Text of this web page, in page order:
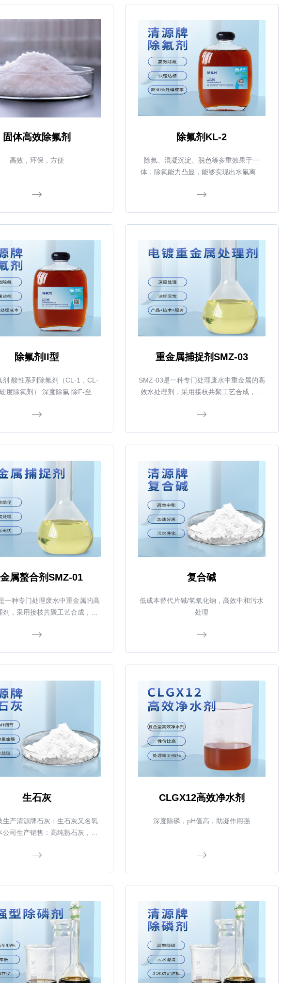
固体高效除氟剂
高效，环保，方便
除氟剂KL-2
除氟、混凝沉淀、脱色等多重效果于一
体，除氟能力凸显，能够实现出水氟离子
除氟剂II型
剂 酸性系列除氟剂（CL-1，CL-
度除氟剂） 深度除氟 除F-至
环境友好
重金属捕捉剂SMZ-03
SMZ-03是一种专门处理废水中重金属的高
效水处理剂，采用接枝共聚工艺合成，能
淀，尤其适用于重金属深度去除及络合态
属螯合剂SMZ-01
一种专门处理废水中重金属的高
剂，采用接枝共聚工艺合成，能
沉淀。
复合碱
低成本替代片碱/氢氧化钠，高效中和污水
处理
生石灰
生产清源牌石灰：生石灰又名氧
公司生产销售：高纯熟石灰，精
户使用 。
CLGX12高效净水剂
深度除磷，pH值高，助凝作用强